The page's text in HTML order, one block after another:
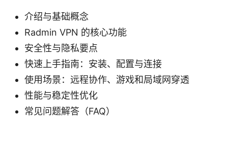
介绍与基础概念
Radmin VPN 的核心功能
安全性与隐私要点
快速上手指南：安装、配置与连接
使用场景：远程协作、游戏和局域网穿透
性能与稳定性优化
常见问题解答（FAQ）